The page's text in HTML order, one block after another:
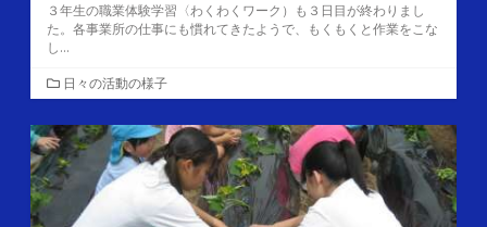
３年生の職業体験学習〈わくわくワーク）も３日目が終わりまし
た。各事業所の仕事にも慣れてきたようで、もくもくと作業をこな
し...
カ
テ
ゴ
リ
ー
日々の活動の様子